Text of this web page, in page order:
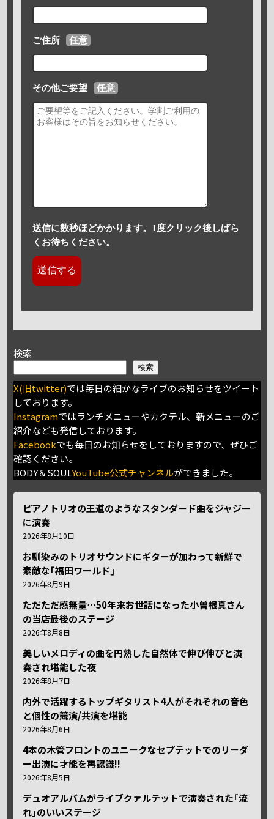
ご住所 任意
その他ご要望 任意
送信に数秒ほどかかります。1度クリック後しばら
くお待ちください。
検索
検索
X(旧twitter)では毎日の細かなライブのお知らせをツイート
しております。
Instagramではランチメニューやカクテル、新メニューのご
紹介なども発信しております。
Facebookでも毎日のお知らせをしておりますので、ぜひご
確認ください。
BODY＆SOULYouTube公式チャンネルができました。
ピアノトリオの王道のようなスタンダード曲をジャジー
に演奏
2026年8月10日
お馴染みのトリオサウンドにギターが加わって新鮮で
素敵な｢福田ワールド｣
2026年8月9日
ただただ感無量⋯50年来お世話になった小曽根真さん
の当店最後のステージ
2026年8月8日
美しいメロディの曲を円熟した自然体で伸び伸びと演
奏され堪能した夜
2026年8月7日
内外で活躍するトップギタリスト4人がそれぞれの音色
と個性の競演/共演を堪能
2026年8月6日
4本の木管フロントのユニークなセプテットでのリーダ
ー出演に才能を再認識!!
2026年8月5日
デュオアルバムがライブクァルテットで演奏された｢流
れ｣のいいステージ